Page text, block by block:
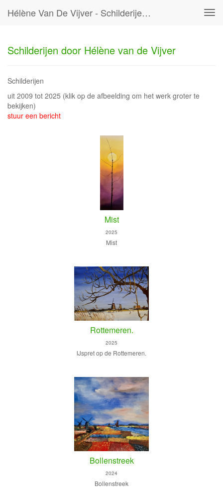
Hélène Van De Vijver - Schilderijen Door Hélène Van De Vijver
Schilderijen door Hélène van de Vijver
Schilderijen
uit 2009 tot 2025 (klik op de afbeelding om het werk groter te
bekijken)
stuur een bericht
Mist
2025
Mist
Rottemeren.
2025
IJspret op de Rottemeren.
Bollenstreek
2024
Bollenstreek